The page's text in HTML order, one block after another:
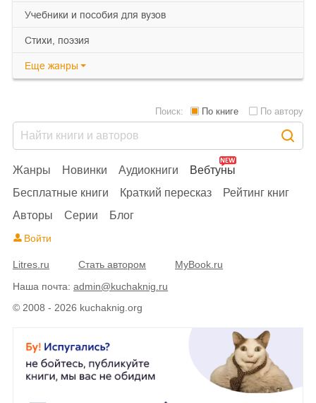
учебники и пособия для вузов
cтихи, поэзия
Еще жанры
© 2008 - 2026 kuchaknig.org
Жанры Новинки Аудиокниги
Вебтуны
Бесплатные книги
Краткий пересказ
Рейтинг книг
Авторы
Серии Блог
Поиск: По книге По автору
Войти
Litres.ru Стать автором
MyBook.ru
Наша почта: admin@kuchaknig.ru